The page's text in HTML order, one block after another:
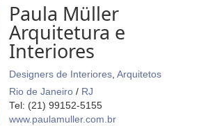
Paula Müller
Arquitetura e
Interiores
Designers de Interiores Arquitetos
Rio de Janeiro / RJ
Tel: (21) 99152-5155
www.paulamuller.com.br